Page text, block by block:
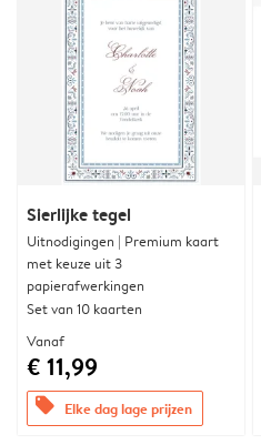
Sierlijke tegel
Uitnodigingen | Premium kaart
met keuze uit 3
papierafwerkingen
Set van 10 kaarten
Vanaf
€ 11,99
offers Elke dag lage prijzen